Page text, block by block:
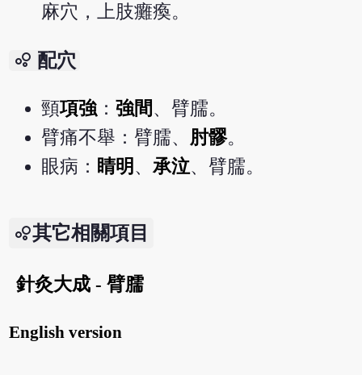
麻穴，上肢癱瘓。
bubble_chart 配穴
頸項強 ：強間 、臂臑。
臂痛不舉：臂臑、 肘髎。
眼病： 睛明 、承泣、臂臑。
其它相關項目
針灸大成 - 臂臑
English version